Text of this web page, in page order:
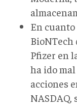
En
BioNTech
Pfizer en
ha ido
acciones
NASDAQ,